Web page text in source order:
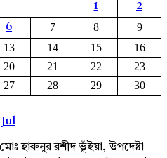
1
2
6 7 8
9
13 14 15
16
20 21 22
23
27 28 29
30
Jul
হারুনুর রশীদ ভূঁইয়া, উপদেষ্টা